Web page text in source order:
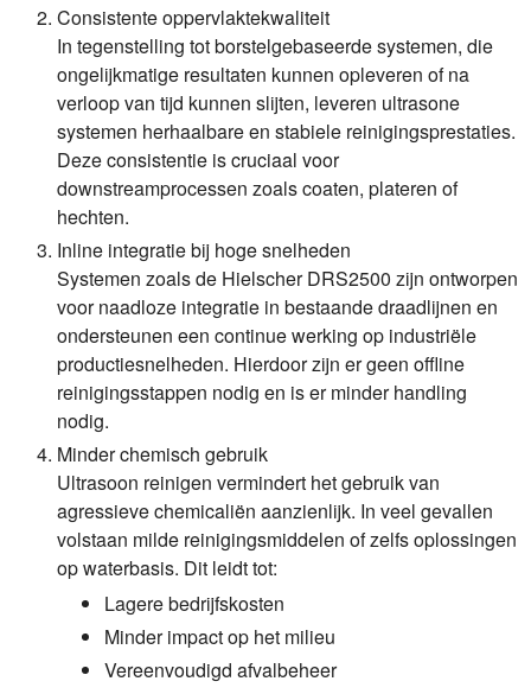
Consistente oppervlaktekwaliteit
In tegenstelling tot borstelgebaseerde systemen, die
ongelijkmatige resultaten kunnen opleveren of na
verloop van tijd kunnen slijten, leveren ultrasone
systemen herhaalbare en stabiele reinigingsprestaties.
Deze consistentie is cruciaal voor
downstreamprocessen zoals coaten, plateren of
hechten.
Inline integratie bij hoge snelheden
Systemen zoals de Hielscher DRS2500 zijn ontworpen
voor naadloze integratie in bestaande draadlijnen en
ondersteunen een continue werking op industriële
productiesnelheden. Hierdoor zijn er geen offline
reinigingsstappen nodig en is er minder handling
nodig.
Minder chemisch gebruik
Ultrasoon reinigen vermindert het gebruik van
agressieve chemicaliën aanzienlijk. In veel gevallen
volstaan milde reinigingsmiddelen of zelfs oplossingen
op waterbasis. Dit leidt tot:
Lagere bedrijfskosten
Minder impact op het milieu
Vereenvoudigd afvalbeheer